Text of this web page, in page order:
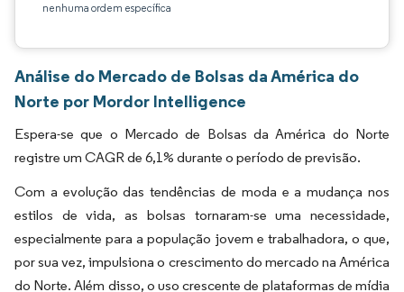
nenhuma ordem específica
Análise do Mercado de Bolsas da América do
Norte por Mordor Intelligence
Espera-se que o Mercado de Bolsas da América do Norte
registre um CAGR de 6,1% durante o período de previsão.
Com a evolução das tendências de moda e a mudança nos
estilos de vida, as bolsas tornaram-se uma necessidade,
especialmente para a população jovem e trabalhadora, o que,
por sua vez, impulsiona o crescimento do mercado na América
do Norte. Além disso, o uso crescente de plataformas de mídia